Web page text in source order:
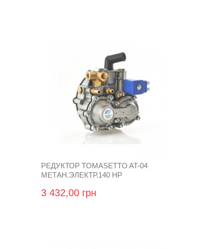
РЕДУКТОР TOMASETTO AT-04
МЕТАН.ЭЛЕКТР.140 HP
3 432,00 грн